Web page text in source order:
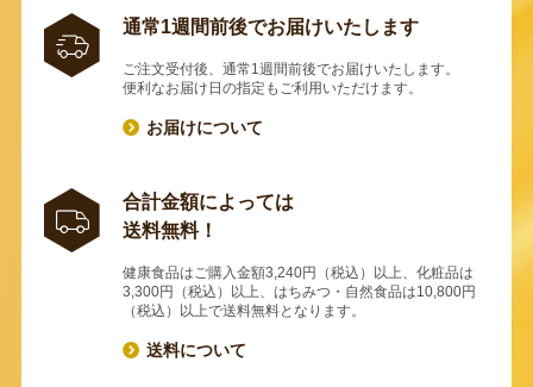
通常1週間前後でお届けいたします
ご注文受付後、通常1週間前後でお届けいたします。
便利なお届け日の指定もご利用いただけます。
お届けについて
合計金額によっては
送料無料！
健康食品はご購入金額3,240円（税込）以上、化粧品は
3,300円（税込）以上、はちみつ・自然食品は10,800円
（税込）以上で送料無料となります。
送料について